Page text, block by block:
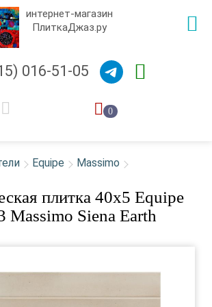
интернет-магазин
ПлиткаДжаз.ру
016-51-05
0
Equipe Massimo
плитка 40x5 Equipe
Massimo Siena Earth